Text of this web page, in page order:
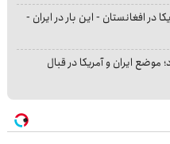
در افغانستان - این بار در ایران -
موضع ایران و آمریکا در قبال